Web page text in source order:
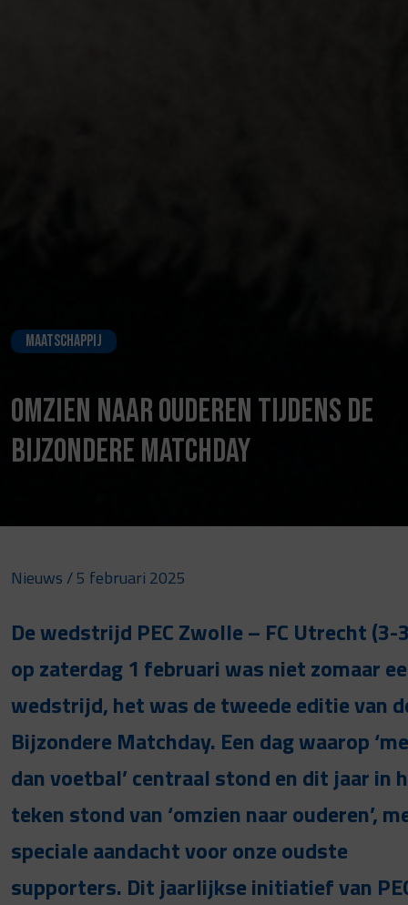
Maatschappij
Omzien naar ouderen tijdens de
Bijzondere Matchday
Nieuws / 5 februari 2025
De wedstrijd PEC Zwolle – FC Utrecht (3-
op zaterdag 1 februari was niet zomaar
wedstrijd, het was de tweede editie van
Bijzondere Matchday. Een dag waarop
dan voetbal’ centraal stond en dit jaar in
teken stond van ‘omzien naar ouderen’,
speciale aandacht voor onze oudste
supporters. Dit jaarlijkse initiatief van